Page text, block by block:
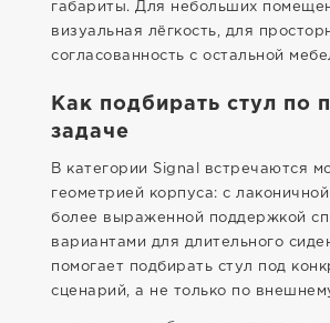
габариты. Для небольших
визуальная лёгкость, для
согласованность с остальной
Как подбирать стул по
задаче
В категории Signal встречаются
геометрией корпуса: с лаконичной
более выраженной поддержкой
вариантами для длительного
помогает подбирать стул под
сценарий, а не только по